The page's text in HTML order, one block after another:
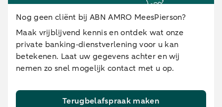
Nog geen cliënt bij ABN AMRO MeesPierson?
Maak vrijblijvend kennis en ontdek wat onze
private banking‑dienstverlening voor u kan
betekenen. Laat uw gegevens achter en wij
nemen zo snel mogelijk contact met u op.
Terugbelafspraak maken